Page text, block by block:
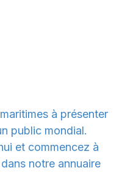
à présenter
public mondial.
et commencez à
notre annuaire